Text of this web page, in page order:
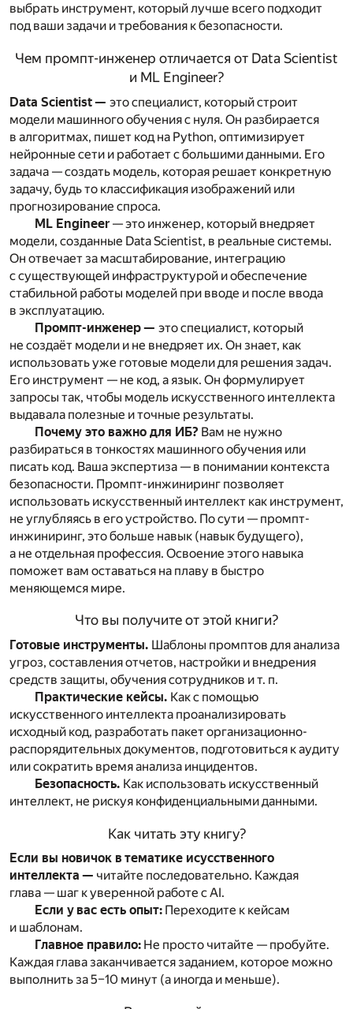
выбрать инструмент, который лучше всего подходит
под ваши задачи и требования к безопасности.
Чем промпт-инженер отличается от Data Scientist
и ML Engineer?
Data Scientist — это специалист, который строит
модели машинного обучения с нуля. Он разбирается
в алгоритмах, пишет код на Python, оптимизирует
нейронные сети и работает с большими данными. Его
задача — создать модель, которая решает конкретную
задачу, будь то классификация изображений или
прогнозирование спроса.
ML Engineer — это инженер, который внедряет
модели, созданные Data Scientist, в реальные системы.
Он отвечает за масштабирование, интеграцию
с существующей инфраструктурой и обеспечение
стабильной работы моделей при вводе и после ввода
в эксплуатацию.
Промпт-инженер — это специалист, который
не создаёт модели и не внедряет их. Он знает, как
использовать уже готовые модели для решения задач.
Его инструмент — не код, а язык. Он формулирует
запросы так, чтобы модель искусственного интеллекта
выдавала полезные и точные результаты.
Почему это важно для ИБ? Вам не нужно
разбираться в тонкостях машинного обучения или
писать код. Ваша экспертиза — в понимании контекста
безопасности. Промпт-инжиниринг позволяет
использовать искусственный интеллект как инструмент,
не углубляясь в его устройство. По сути — промпт-
инжиниринг, это больше навык (навык будущего),
а не отдельная профессия. Освоение этого навыка
поможет вам оставаться на плаву в быстро
меняющемся мире.
Что вы получите от этой книги?
Готовые инструменты. Шаблоны промптов для анализа
угроз, составления отчетов, настройки и внедрения
средств защиты, обучения сотрудников и т. п.
Практические кейсы. Как с помощью
искусственного интеллекта проанализировать
исходный код, разработать пакет организационно-
распорядительных документов, подготовиться к аудиту
или сократить время анализа инцидентов.
Безопасность. Как использовать искусственный
интеллект, не рискуя конфиденциальными данными.
Как читать эту книгу?
Если вы новичок в тематике исусственного
интеллекта — читайте последовательно. Каждая
глава — шаг к уверенной работе с AI.
Если у вас есть опыт: Переходите к кейсам
и шаблонам.
Главное правило: Не просто читайте — пробуйте.
Каждая глава заканчивается заданием, которое можно
выполнить за 5–10 минут (а иногда и меньше).